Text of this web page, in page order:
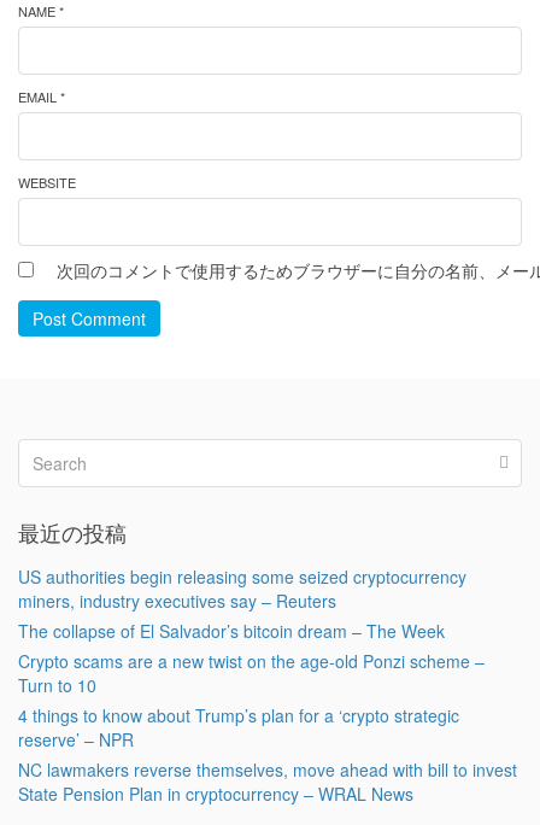
NAME *
EMAIL *
WEBSITE
次回のコメントで使用するためブラウザーに自分の名前、メー
Post Comment
最近の投稿
US authorities begin releasing some seized cryptocurrency
miners, industry executives say – Reuters
The collapse of El Salvador’s bitcoin dream – The Week
Crypto scams are a new twist on the age-old Ponzi scheme –
Turn to 10
4 things to know about Trump’s plan for a ‘crypto strategic
reserve’ – NPR
NC lawmakers reverse themselves, move ahead with bill to invest
State Pension Plan in cryptocurrency – WRAL News